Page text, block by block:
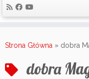
toStrona Główna » dobra
dobra